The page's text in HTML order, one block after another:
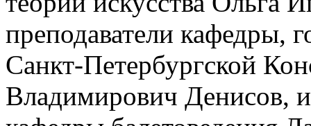
преподаватели кафедры,
Санкт-Петербургской
Владимирович Денисов,